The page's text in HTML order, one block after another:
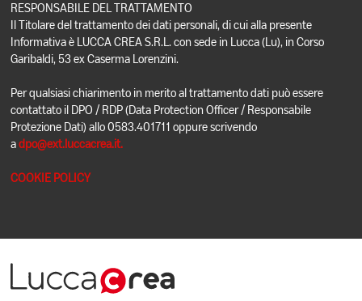
RESPONSABILE DEL TRATTAMENTO
Il Titolare del trattamento dei dati personali, di cui alla presente
Informativa è LUCCA CREA S.R.L. con sede in Lucca (Lu), in Corso
Garibaldi, 53 ex Caserma Lorenzini.
Per qualsiasi chiarimento in merito al trattamento dati può essere
contattato il DPO / RDP (Data Protection Officer / Responsabile
Protezione Dati) allo 0583.401711 oppure scrivendo
adpo@ext.luccacrea.it.
COOKIE POLICY